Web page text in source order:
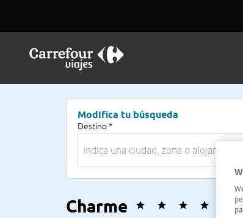
Modifica tu búsqueda
Destino *
Charme